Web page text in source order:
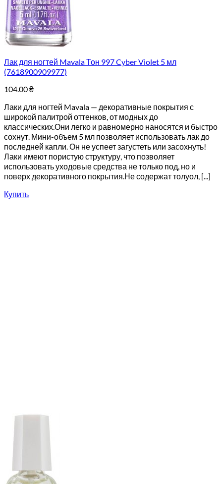
Лак для ногтей Mavala Тон 997 Cyber Violet 5 мл
(7618900909977)
104.00₴
Лаки для ногтей Mavala — декоративные покрытия с
широкой палитрой оттенков, от модных до
классических.Они легко и равномерно наносятся и быстро
сохнут. Мини-объем 5 мл позволяет использовать лак до
последней капли. Он не успеет загустеть или засохнуть!
Лаки имеют пористую структуру, что позволяет
использовать уходовые средства не только под, но и
поверх декоративного покрытия.Не содержат толуол, [...]
Купить